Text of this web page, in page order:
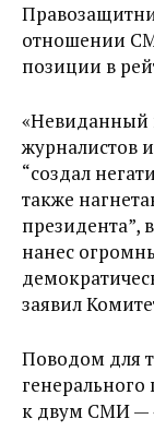
отношении
позиции в
«Невиданный
журналистов
“создал
также
президента”,
нанес
заявил
Поводом для
к двум СМИ —